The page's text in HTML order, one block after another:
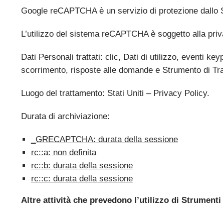
Google reCAPTCHA è un servizio di protezione dallo
L’utilizzo del sistema reCAPTCHA è soggetto alla
Dati Personali trattati: clic, Dati di utilizzo, eventi
scorrimento, risposte alle domande e Strumento di
Luogo del trattamento: Stati Uniti – Privacy Policy.
Durata di archiviazione:
_GRECAPTCHA: durata della sessione
rc::a: non definita
rc::b: durata della sessione
rc::c: durata della sessione
Altre attività che prevedono l’utilizzo di